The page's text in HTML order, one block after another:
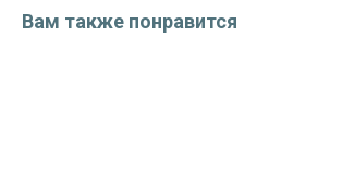
Вам также понравится